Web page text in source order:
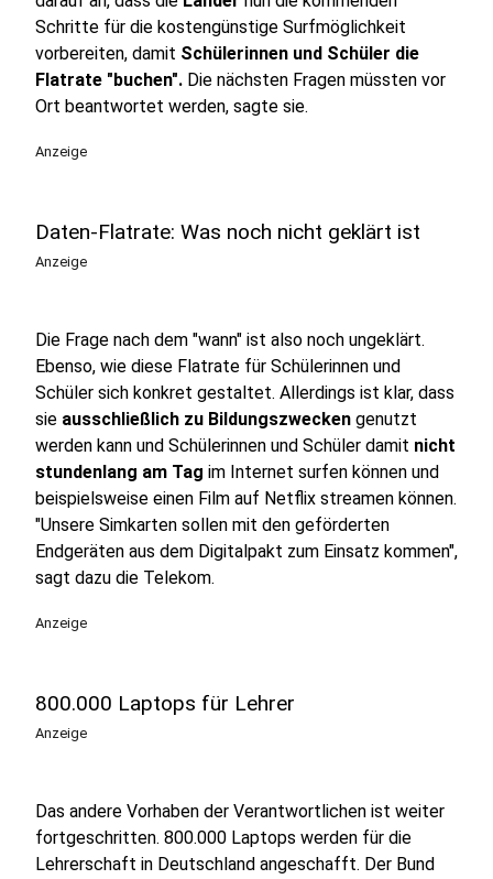
Schritte für die kostengünstige Surfmöglichkeit
vorbereiten, damit Schülerinnen und Schüler die
Flatrate "buchen". Die nächsten Fragen müssten vor
Ort beantwortet werden, sagte sie.
Anzeige
Daten-Flatrate: Was noch nicht geklärt ist
Anzeige
Die Frage nach dem "wann" ist also noch ungeklärt.
Ebenso, wie diese Flatrate für Schülerinnen und
Schüler sich konkret gestaltet. Allerdings ist klar, dass
sie ausschließlich zu Bildungszwecken genutzt
werden kann und Schülerinnen und Schüler damit nicht
stundenlang am Tag im Internet surfen können und
beispielsweise einen Film auf Netflix streamen können.
"Unsere Simkarten sollen mit den geförderten
Endgeräten aus dem Digitalpakt zum Einsatz kommen",
sagt dazu die Telekom.
Anzeige
800.000 Laptops für Lehrer
Anzeige
Das andere Vorhaben der Verantwortlichen ist weiter
fortgeschritten. 800.000 Laptops werden für die
Lehrerschaft in Deutschland angeschafft. Der Bund